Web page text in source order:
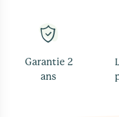
Garantie 2
ans